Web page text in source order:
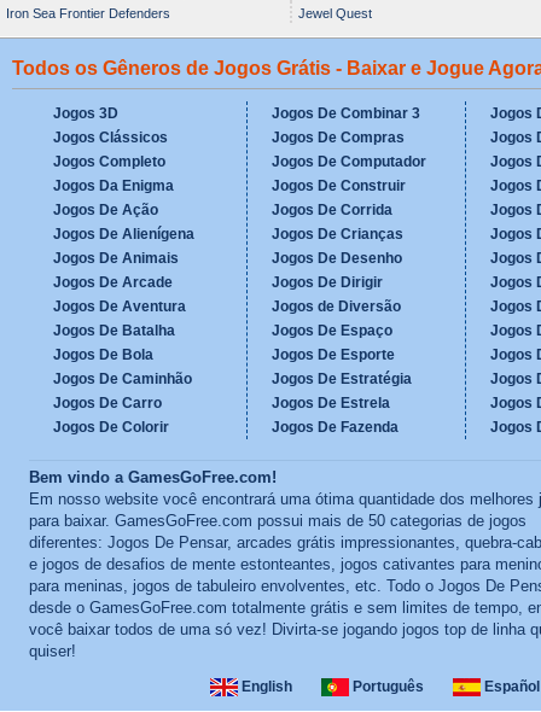
Iron Sea Frontier Defenders
Jewel Quest
Todos os Gêneros de Jogos Grátis - Baixar e Jogue
Jogos 3D
Jogos Clássicos
Jogos Completo
Jogos Da Enigma
Jogos De Ação
Jogos De Alienígena
Jogos De Animais
Jogos De Arcade
Jogos De Aventura
Jogos De Batalha
Jogos De Bola
Jogos De Caminhão
Jogos De Carro
Jogos De Colorir
Jogos De Combinar 3
Jogos De Compras
Jogos De Computador
Jogos De Construir
Jogos De Corrida
Jogos De Crianças
Jogos De Desenho
Jogos De Dirigir
Jogos de Diversão
Jogos De Espaço
Jogos De Esporte
Jogos De Estratégia
Jogos De Estrela
Jogos De Fazenda
Jogos
Jogos
Jogos
Jogos
Jogos
Jogos
Jogos
Jogos
Jogos
Jogos
Jogos
Jogos
Jogos
Jogos
Bem vindo a GamesGoFree.com!
Em nosso website você encontrará uma ótima quantidade dos melhores
para baixar. GamesGoFree.com possui mais de 50 categorias de jogos
diferentes: Jogos De Pensar, arcades grátis impressionantes, quebra-
e jogos de desafios de mente estonteantes, jogos cativantes para
para meninas, jogos de tabuleiro envolventes, etc. Todo o Jogos De
desde o GamesGoFree.com totalmente grátis e sem limites de tempo,
você baixar todos de uma só vez! Divirta-se jogando jogos top de linha
quiser!
English Português Español